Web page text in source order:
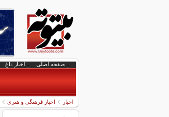
صفحه اصلی اخبار داغ
اخبار اخبار فرهنگی و هنری